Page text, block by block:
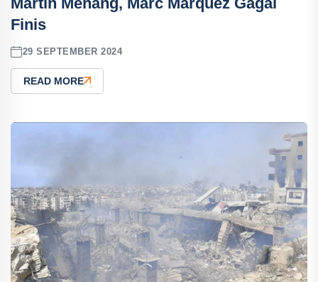
Finis
29 SEPTEMBER 2024
READ MORE